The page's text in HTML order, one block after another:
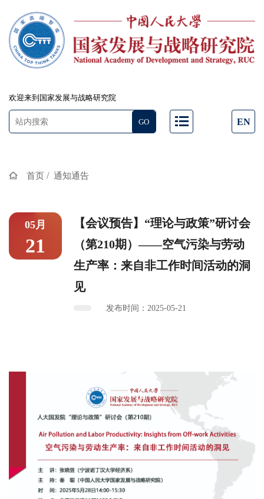
欢迎来到国家发展与战略研究院
EN
首页 / 通知通告
05月
21
【会议预告】“理论与政策”研讨会
（第210期）——空气污染与劳动
生产率：来自非工作时间活动的洞
见
发布时间：2025-05-21